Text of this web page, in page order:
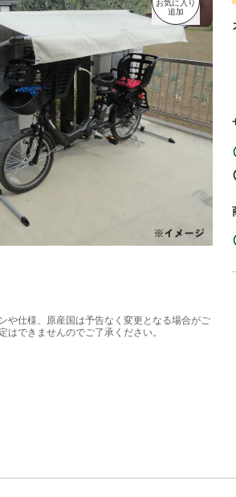
や仕様、原産国は予告なく変更となる場合がご
はできませんのでご了承ください。